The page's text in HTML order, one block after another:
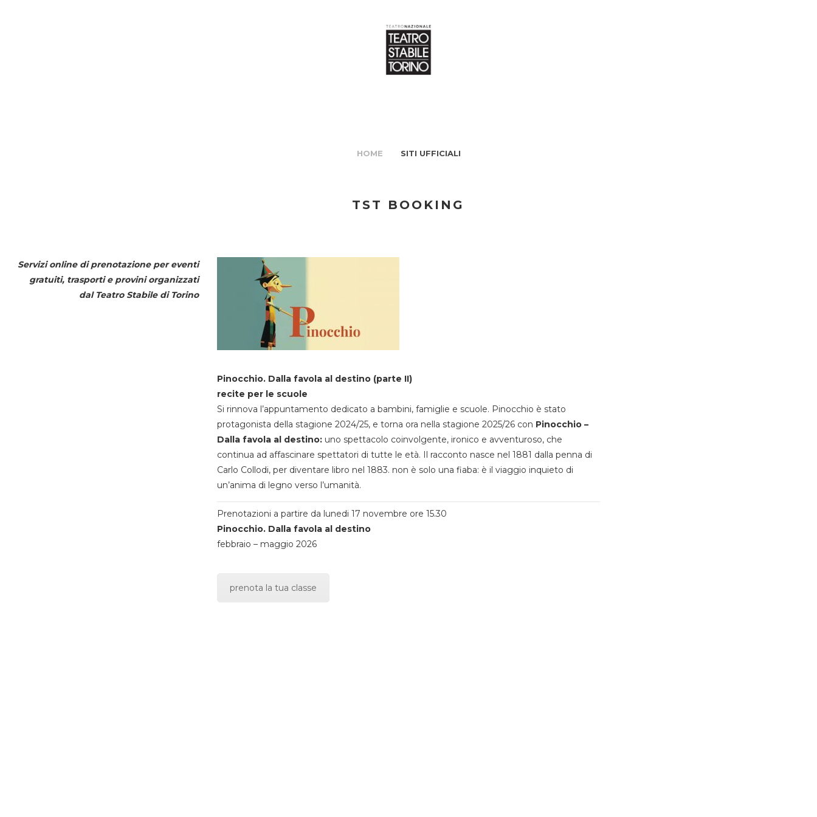
HOME SITI UFFICIALI
TST BOOKING
Servizi online di prenotazione per eventi
gratuiti, trasporti e provini organizzati
dal Teatro Stabile di Torino
Pinocchio. Dalla favola al destino (parte II)
recite per le scuole
Si rinnova l’appuntamento dedicato a bambini, famiglie e scuole. Pinocchio è stato
protagonista della stagione 2024/25, e torna ora nella stagione 2025/26 con Pinocchio –
Dalla favola al destino:uno spettacolo coinvolgente, ironico e avventuroso, che
continua ad affascinare spettatori di tutte le età. Il racconto nasce nel 1881 dalla penna di
Carlo Collodi, per diventare libro nel 1883. non è solo una fiaba: è il viaggio inquieto di
un’anima di legno verso l’umanità.
Prenotazioni a partire da lunedi 17 novembre ore 15.30
Pinocchio. Dalla favola al destino
febbraio – maggio 2026
prenota la tua classe